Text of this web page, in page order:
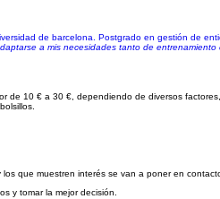
de barcelona. Postgrado en gestión de
a mis necesidades tanto de
10 € a 30 €, dependiendo de diversos
que muestren interés se van a poner en
y tomar la mejor decisión.